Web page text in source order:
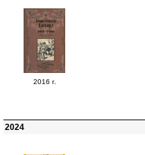
2016 г.
2024